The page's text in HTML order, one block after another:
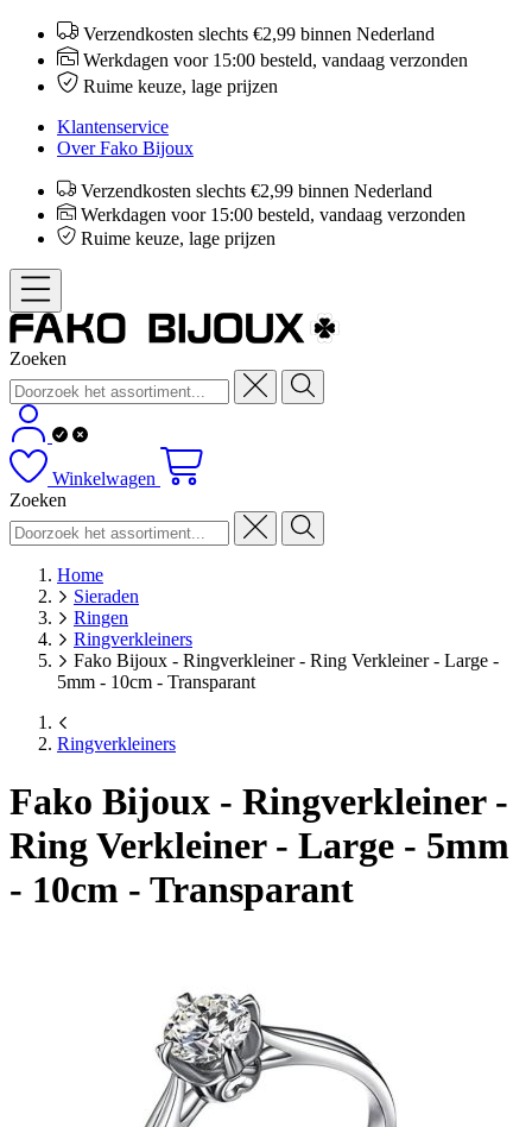
Verzendkosten slechts €2,99 binnen Nederland
Werkdagen voor 15:00 besteld, vandaag verzonden
Ruime keuze, lage prijzen
Klantenservice
Over Fako Bijoux
Verzendkosten slechts €2,99 binnen Nederland
Werkdagen voor 15:00 besteld, vandaag verzonden
Ruime keuze, lage prijzen
Zoeken
Winkelwagen
Zoeken
Home
Sieraden
Ringen
Ringverkleiners
Fako Bijoux - Ringverkleiner - Ring Verkleiner - Large -
5mm - 10cm - Transparant
Ringverkleiners
Fako Bijoux - Ringverkleiner -
Ring Verkleiner - Large - 5mm
- 10cm - Transparant